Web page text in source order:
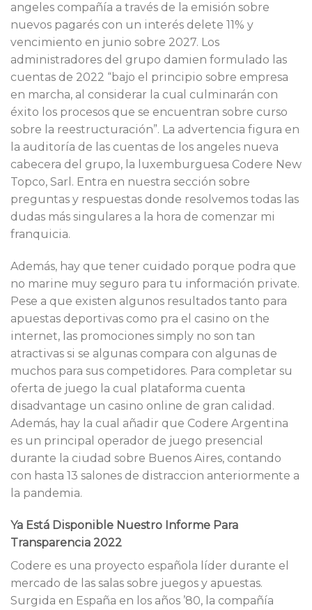
angeles compañía a través de la emisión sobre
nuevos pagarés con un interés delete 11% y
vencimiento en junio sobre 2027. Los
administradores del grupo damien formulado las
cuentas de 2022 “bajo el principio sobre empresa
en marcha, al considerar la cual culminarán con
éxito los procesos que se encuentran sobre curso
sobre la reestructuración”. La advertencia figura en
la auditoría de las cuentas de los angeles nueva
cabecera del grupo, la luxemburguesa Codere New
Topco, Sarl. Entra en nuestra sección sobre
preguntas y respuestas donde resolvemos todas las
dudas más singulares a la hora de comenzar mi
franquicia.
Además, hay que tener cuidado porque podra que
no marine muy seguro para tu información private.
Pese a que existen algunos resultados tanto para
apuestas deportivas como pra el casino on the
internet, las promociones simply no son tan
atractivas si se algunas compara con algunas de
muchos para sus competidores. Para completar su
oferta de juego la cual plataforma cuenta
disadvantage un casino online de gran calidad.
Además, hay la cual añadir que Codere Argentina
es un principal operador de juego presencial
durante la ciudad sobre Buenos Aires, contando
con hasta 13 salones de distraccion anteriormente a
la pandemia.
Ya Está Disponible Nuestro Informe Para
Transparencia 2022
Codere es una proyecto española líder durante el
mercado de las salas sobre juegos y apuestas.
Surgida en España en los años ’80, la compañía